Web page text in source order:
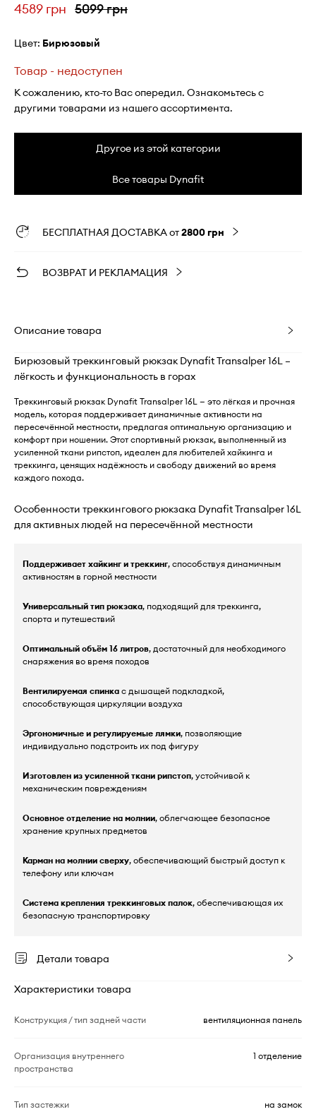
4589 грн 5099 грн
Цвет: бирюзовый
Товар - недоступен
К сожалению, кто-то Вас опередил. Ознакомьтесь с
другими товарами из нашего ассортимента.
Другое из этой категории
Все товары Dynafit
БЕСПЛАТНАЯ ДОСТАВКА от2800 грн
ВОЗВРАТ И РЕКЛАМАЦИЯ
Описание товара
Бирюзовый треккинговый рюкзак Dynafit Transalper 16L –
лёгкость и функциональность в горах
Треккинговый рюкзак Dynafit Transalper 16L — это лёгкая и прочная
модель, которая поддерживает динамичные активности на
пересечённой местности, предлагая оптимальную организацию и
комфорт при ношении. Этот спортивный рюкзак, выполненный из
усиленной ткани рипстоп, идеален для любителей хайкинга и
треккинга, ценящих надёжность и свободу движений во время
каждого похода.
Особенности треккингового рюкзака Dynafit Transalper 16L
для активных людей на пересечённой местности
Поддерживает хайкинг и треккинг, способствуя динамичным
активностям в горной местности
Универсальный тип рюкзака, подходящий для треккинга,
спорта и путешествий
Оптимальный объём 16 литров, достаточный для необходимого
снаряжения во время походов
Вентилируемая спинка с дышащей подкладкой,
способствующая циркуляции воздуха
Эргономичные и регулируемые лямки, позволяющие
индивидуально подстроить их под фигуру
Изготовлен из усиленной ткани рипстоп, устойчивой к
механическим повреждениям
Основное отделение на молнии, облегчающее безопасное
хранение крупных предметов
Карман на молнии сверху, обеспечивающий быстрый доступ к
телефону или ключам
Система крепления треккинговых палок, обеспечивающая их
безопасную транспортировку
Детали товара
Характеристики товара
Конструкция / тип задней части вентиляционная панель
Организация внутреннего
пространства
1 отделение
Тип застежки на замок